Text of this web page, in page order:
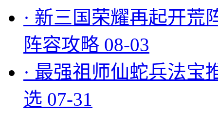
· 新三国荣耀再起开荒
阵容攻略 08-03
· 最强祖师仙蛇兵法宝
选 07-31